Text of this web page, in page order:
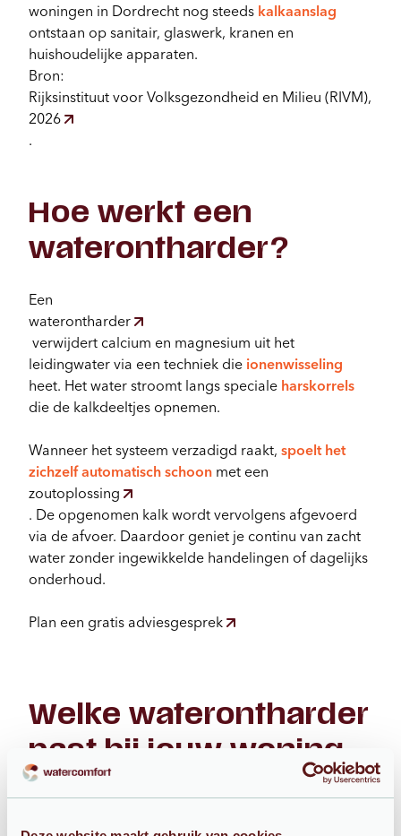
woningen in Dordrecht nog steeds kalkaanslag
ontstaan op sanitair, glaswerk, kranen en
huishoudelijke apparaten.
Bron:
Rijksinstituut voor Volksgezondheid en Milieu (RIVM),
2026
.
Hoe werkt een
waterontharder?
Een
waterontharder
verwijdert calcium en magnesium uit het
leidingwater via een techniek die ionenwisseling
heet. Het water stroomt langs speciale harskorrels
die de kalkdeeltjes opnemen.
Wanneer het systeem verzadigd raakt, spoelt het
zichzelf automatisch schoon met een
zoutoplossing
. De opgenomen kalk wordt vervolgens afgevoerd
via de afvoer. Daardoor geniet je continu van zacht
water zonder ingewikkelde handelingen of dagelijks
onderhoud.
Plan een gratis adviesgesprek
Welke waterontharder
past bij jouw woning
in Dordrecht?